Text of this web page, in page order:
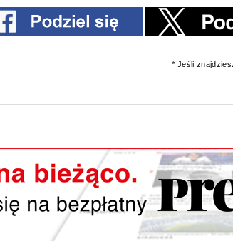
* Jeśli